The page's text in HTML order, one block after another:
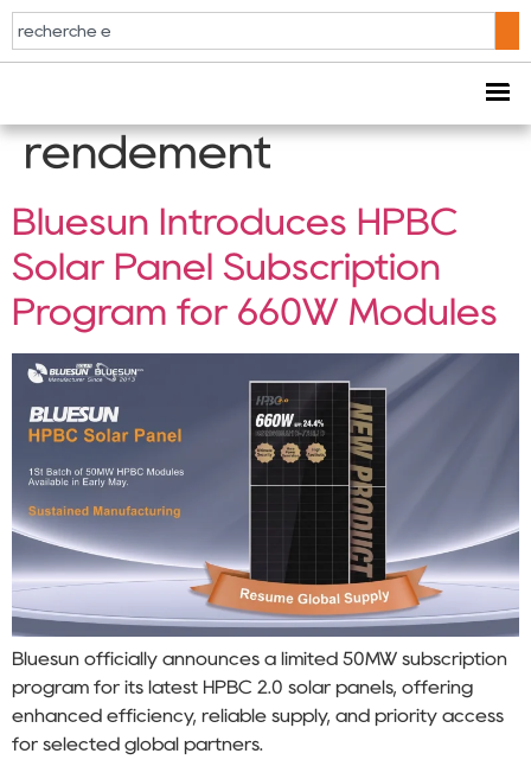
Étiquette :Module
rendement
Bluesun Introduces HPBC
Solar Panel Subscription
Program for 660W Modules
Bluesun officially announces a limited 50MW subscription
program for its latest HPBC 2.0 solar panels, offering
enhanced efficiency, reliable supply, and priority access
for selected global partners.